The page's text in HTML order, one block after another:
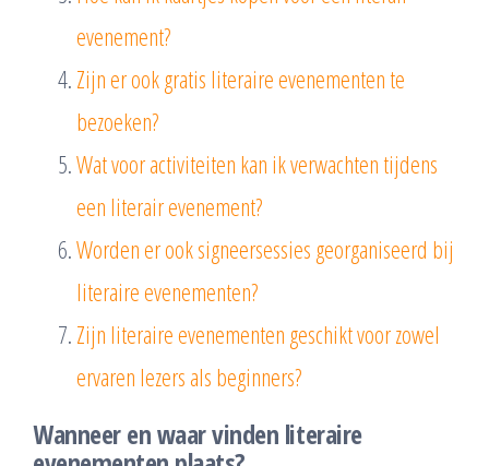
evenement?
Zijn er ook gratis literaire evenementen te
bezoeken?
Wat voor activiteiten kan ik verwachten tijdens
een literair evenement?
Worden er ook signeersessies georganiseerd bij
literaire evenementen?
Zijn literaire evenementen geschikt voor zowel
ervaren lezers als beginners?
Wanneer en waar vinden literaire